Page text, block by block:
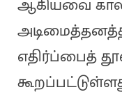
ஆகியவை
எதிர்ப்பைத்